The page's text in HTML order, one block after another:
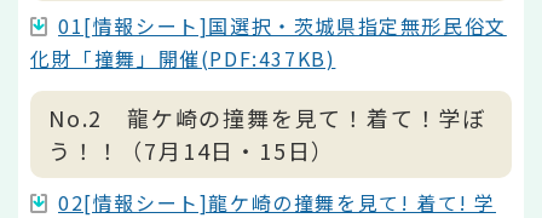
01[情報シート]国選択・茨城県指定無形民俗文
化財「撞舞」開催(PDF:437KB)
No.2 龍ケ崎の撞舞を見て！着て！学ぼ
う！！（7月14日・15日）
02[情報シート]龍ケ崎の撞舞を見て! 着て! 学